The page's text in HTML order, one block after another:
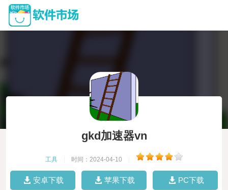
gkd加速器vn
工具 时间：2024-04-10
安卓下载 苹果下载 PC下载